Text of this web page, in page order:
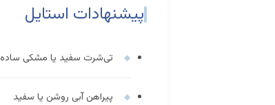
پیشنهادات استایل
تی‌شرت سفید یا مشکی ساده
پیراهن آبی روشن یا سفید